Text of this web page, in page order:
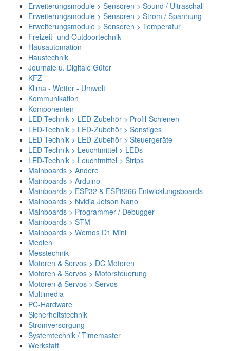
Erweiterungsmodule > Sensoren > Sound / Ultraschall
Erweiterungsmodule > Sensoren > Strom / Spannung
Erweiterungsmodule > Sensoren > Temperatur
Freizeit- und Outdoortechnik
Hausautomation
Haustechnik
Journale u. Digitale Güter
KFZ
Klima - Wetter - Umwelt
Kommunikation
Komponenten
LED-Technik > LED-Zubehör > Profil-Schienen
LED-Technik > LED-Zubehör > Sonstiges
LED-Technik > LED-Zubehör > Steuergeräte
LED-Technik > Leuchtmittel > LEDs
LED-Technik > Leuchtmittel > Strips
Mainboards > Andere
Mainboards > Arduino
Mainboards > ESP32 & ESP8266 Entwicklungsboards
Mainboards > Nvidia Jetson Nano
Mainboards > Programmer / Debugger
Mainboards > STM
Mainboards > Wemos D1 Mini
Medien
Messtechnik
Motoren & Servos > DC Motoren
Motoren & Servos > Motorsteuerung
Motoren & Servos > Servos
Multimedia
PC-Hardware
Sicherheitstechnik
Stromversorgung
Systemtechnik / Timemaster
Werkstatt